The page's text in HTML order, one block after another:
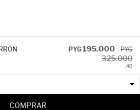
el uso. Perfecto para looks relajados de día
PYG195.000 PYG
325.000
40
COMPRAR